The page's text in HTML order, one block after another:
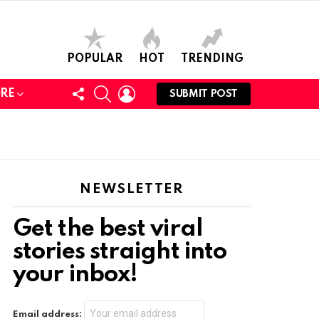
POPULAR HOT TRENDING
FOLLOW
US
SEARCHLOGIN
SUBMIT POST
NEWSLETTER
Get the best viral
stories straight into
your inbox!
Email address: